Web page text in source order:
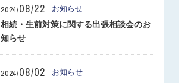
2024/08/22 お知らせ
相続・生前対策に関する出張相談会のお
知らせ
2024/08/02 お知らせ